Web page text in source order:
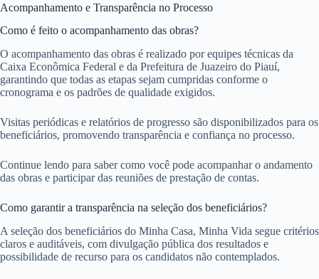
Acompanhamento e Transparência no Processo
Como é feito o acompanhamento das obras?
O acompanhamento das obras é realizado por equipes técnicas da
Caixa Econômica Federal e da Prefeitura de Juazeiro do Piauí,
garantindo que todas as etapas sejam cumpridas conforme o
cronograma e os padrões de qualidade exigidos.
Visitas periódicas e relatórios de progresso são disponibilizados para os
beneficiários, promovendo transparência e confiança no processo.
Continue lendo para saber como você pode acompanhar o andamento
das obras e participar das reuniões de prestação de contas.
Como garantir a transparência na seleção dos beneficiários?
A seleção dos beneficiários do Minha Casa, Minha Vida segue critérios
claros e auditáveis, com divulgação pública dos resultados e
possibilidade de recurso para os candidatos não contemplados.